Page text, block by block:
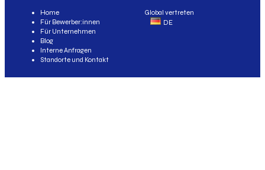
Global vertreten
DE
Home
Für Bewerber:innen
Für Unternehmen
Blog
Interne Anfragen
Standorte und Kontakt